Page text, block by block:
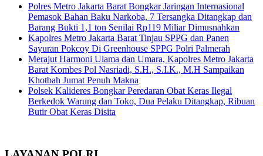
Polres Metro Jakarta Barat Bongkar Jaringan Internasional
Pemasok Bahan Baku Narkoba, 7 Tersangka Ditangkap dan
Barang Bukti 1,1 ton Senilai Rp119 Miliar Dimusnahkan
Kapolres Metro Jakarta Barat Tinjau SPPG dan Panen
Sayuran Pokcoy Di Greenhouse SPPG Polri Palmerah
Merajut Harmoni Ulama dan Umara, Kapolres Metro Jakarta
Barat Kombes Pol Nasriadi, S.H., S.I.K., M.H Sampaikan
Khotbah Jumat Penuh Makna
Polsek Kalideres Bongkar Peredaran Obat Keras Ilegal
Berkedok Warung dan Toko, Dua Pelaku Ditangkap, Ribuan
Butir Obat Keras Disita